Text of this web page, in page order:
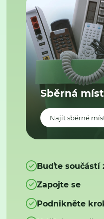
Sběrná
Najít sběrné
Buďte součástí
Zapojte se
Podnikněte